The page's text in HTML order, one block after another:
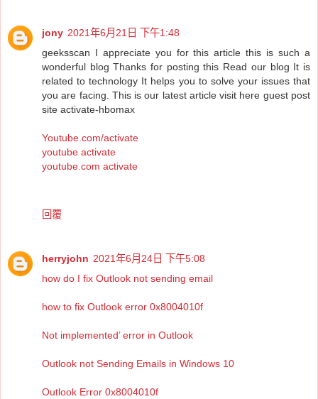
jony 2021年6月21日 下午1:48
geeksscan I appreciate you for this article this is such a
wonderful blog Thanks for posting this Read our blog It is
related to technology It helps you to solve your issues that
you are facing. This is our latest article visit here guest post
site activate-hbomax
Youtube.com/activate
youtube activate
youtube.com activate
回覆
herryjohn 2021年6月24日 下午5:08
how do I fix Outlook not sending email
how to fix Outlook error 0x8004010f
Not implemented’ error in Outlook
Outlook not Sending Emails in Windows 10
Outlook Error 0x8004010f